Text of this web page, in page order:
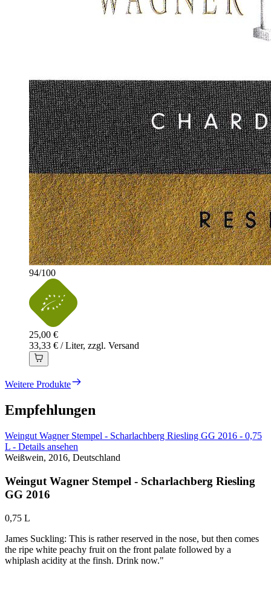
94/100
25,00 €
33,33 € / Liter, zzgl. Versand
Weitere Produkte
Empfehlungen
Weingut Wagner Stempel - Scharlachberg Riesling GG 2016 - 0,75
L - Details ansehen
Weißwein, 2016, Deutschland
Weingut Wagner Stempel - Scharlachberg Riesling
GG 2016
0,75 L
James Suckling: This is rather reserved in the nose, but then comes
the ripe white peachy fruit on the front palate followed by a
whiplash acidity at the finsh. Drink now."